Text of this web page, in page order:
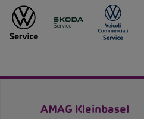
AMAG Kleinbasel